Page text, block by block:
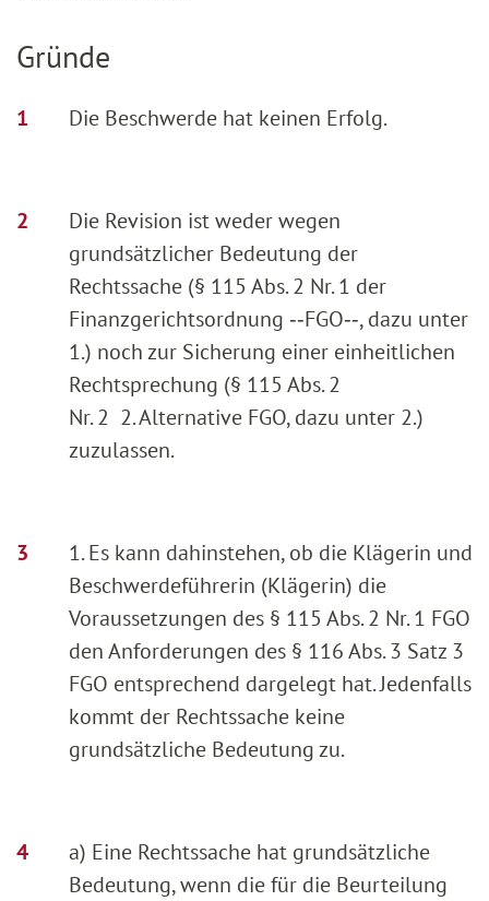
Gründe
Die Beschwerde hat keinen Erfolg.
Die Revision ist weder wegen
grundsätzlicher Bedeutung der
Rechtssache (§ 115 Abs. 2 Nr. 1 der
Finanzgerichtsordnung ‑‑FGO‑‑, dazu unter
1.) noch zur Sicherung einer einheitlichen
Rechtsprechung (§ 115 Abs. 2
Nr. 2 2. Alternative FGO, dazu unter 2.)
zuzulassen.
1. Es kann dahinstehen, ob die Klägerin und
Beschwerdeführerin (Klägerin) die
Voraussetzungen des § 115 Abs. 2 Nr. 1 FGO
den Anforderungen des § 116 Abs. 3 Satz 3
FGO entsprechend dargelegt hat. Jedenfalls
kommt der Rechtssache keine
grundsätzliche Bedeutung zu.
a) Eine Rechtssache hat grundsätzliche
Bedeutung, wenn die für die Beurteilung